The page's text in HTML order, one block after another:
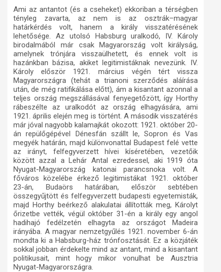
Ami az antantot (és a cseheket) ekkoriban a térségben
tényleg zavarta, az nem is az osztrák–magyar
határkérdés volt, hanem a király visszatérésének
lehetősége. Az utolsó Habsburg uralkodó, IV. Károly
birodalmából már csak Magyarország volt királyság,
amelynek trónjára visszaülhetett, és ennek volt is
hazánkban bázisa, akiket legitimistáknak nevezünk. IV.
Károly először 1921. március végén tért vissza
Magyarországra (tehát a trianoni szerződés aláírása
után, de még ratifikálása előtt), ám a kisantant azonnal a
teljes ország megszállásával fenyegetőzött, így Horthy
rábeszélte az uralkodót az ország elhagyására, ami
1921. április elején meg is történt. A második visszatérés
már jóval nagyobb kalamajkát okozott: 1921. október 20-
án repülőgépével Dénesfán szállt le, Sopron és Vas
megyék határán, majd különvonattal Budapest felé vette
az irányt, felfegyverzett hívei kíséretében, vezetőik
között azzal a Lehár Antal ezredessel, aki 1919 óta
Nyugat-Magyarország katonai parancsnoka volt. A
főváros közelébe érkező legitimistákat 1921. október
23-án, Budaörs határában, először sebtében
összegyűjtött és felfegyverzett budapesti egyetemisták,
majd Horthy beérkező alakulatai állították meg, Károlyt
őrizetbe vették, végül október 31-én a király egy angol
hadihajó fedélzetén elhagyta az országot Madeira
irányába. A magyar nemzetgyűlés 1921. november 6-án
mondta ki a Habsburg-ház trónfosztását. Ez a közjáték
sokkal jobban érdekelte mind az antant, mind a kisantant
politikusait, mint hogy mikor vonulhat be Ausztria
Nyugat-Magyarországra.